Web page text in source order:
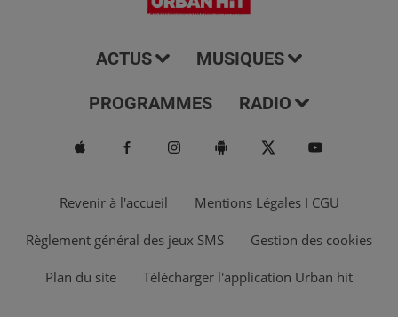
ACTUS MUSIQUES
PROGRAMMES RADIO
Revenir à l'accueil Mentions Légales I CGU
Règlement général des jeux SMS Gestion des cookies
Plan du site Télécharger l'application Urban hit